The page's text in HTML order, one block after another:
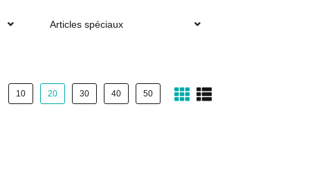
Articles spéciaux
10 20 30 40 50